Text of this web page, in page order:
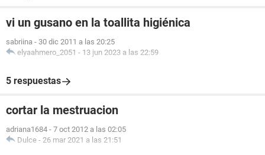
vi un gusano en la toallita higiénica
sabriina - 30 dic 2011 a las 20:25
elyaahmero_2051 - 13 jun 2023 a las 22:59
5 respuestas
cortar la mestruacion
adriana1684 - 7 oct 2012 a las 02:05
Dulce - 26 mar 2021 a las 21:51